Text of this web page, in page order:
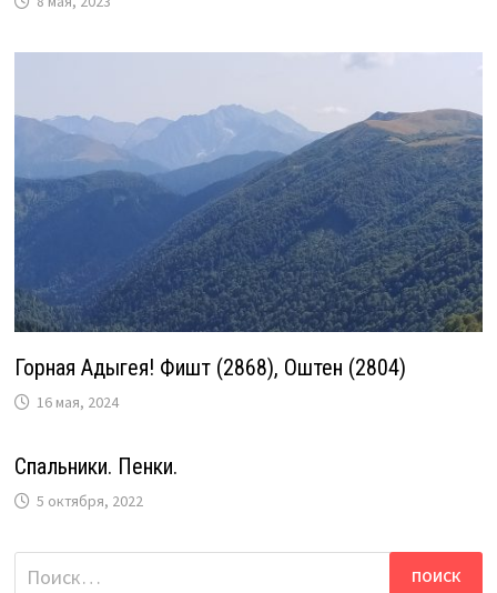
Горная Адыгея! Фишт (2868), Оштен (2804)
16 мая, 2024
Спальники. Пенки.
5 октября, 2022
Найти: